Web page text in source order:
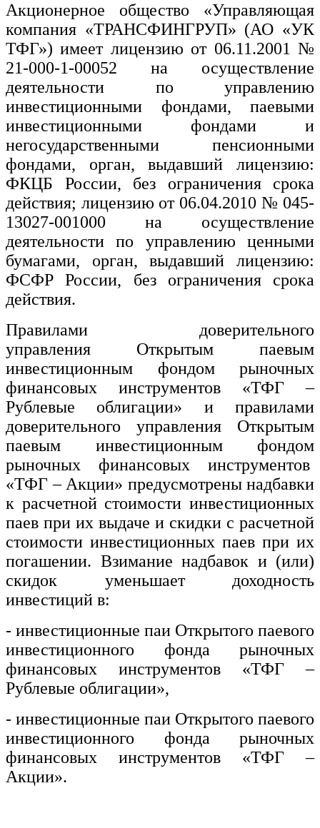
Акционерное общество «Управляющая
компания «ТРАНСФИНГРУП» (АО «УК
ТФГ») имеет лицензию от 06.11.2001 №
21-000-1-00052 на осуществление
деятельности по управлению
инвестиционными фондами, паевыми
инвестиционными фондами и
негосударственными пенсионными
фондами, орган, выдавший лицензию:
ФКЦБ России, без ограничения срока
действия; лицензию от 06.04.2010 № 045-
13027-001000 на осуществление
деятельности по управлению ценными
бумагами, орган, выдавший лицензию:
ФСФР России, без ограничения срока
действия.
Правилами доверительного
управления Открытым паевым
инвестиционным фондом рыночных
финансовых инструментов «ТФГ –
Рублевые облигации» и правилами
доверительного управления Открытым
паевым инвестиционным фондом
рыночных финансовых инструментов
«ТФГ – Акции» предусмотрены надбавки
к расчетной стоимости инвестиционных
паев при их выдаче и скидки с расчетной
стоимости инвестиционных паев при их
погашении. Взимание надбавок и (или)
скидок уменьшает доходность
инвестиций в:
- инвестиционные паи Открытого паевого
инвестиционного фонда рыночных
финансовых инструментов «ТФГ –
Рублевые облигации»,
- инвестиционные паи Открытого паевого
инвестиционного фонда рыночных
финансовых инструментов «ТФГ –
Акции».